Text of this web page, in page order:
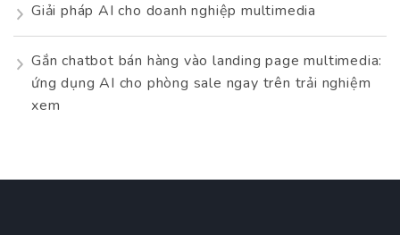
Giải pháp AI cho doanh nghiệp multimedia
Gắn chatbot bán hàng vào landing page multimedia:
ứng dụng AI cho phòng sale ngay trên trải nghiệm
xem